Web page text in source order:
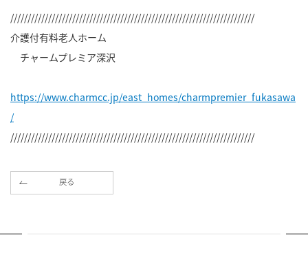
///////////////////////////////////////////////////////////////////////
介護付有料老人ホーム
チャームプレミア深沢
https://www.charmcc.jp/east_homes/charmpremier_fukasawa
/
///////////////////////////////////////////////////////////////////////
戻る